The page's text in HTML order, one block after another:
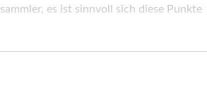
es ist sinnvoll sich diese Punkte